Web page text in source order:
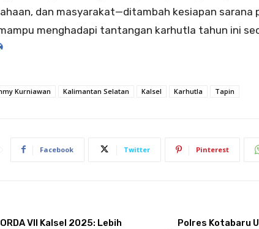
dan masyarakat—ditambah kesiapan sarana
menghadapi tantangan karhutla tahun ini
Kurniawan Kalimantan Selatan Kalsel Karhutla Tapin
Facebook Twitter Pinterest
VII Kalsel 2025: Lebih
Polres Kotabaru